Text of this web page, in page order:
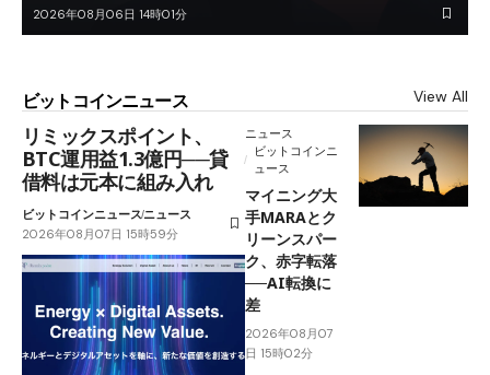
2026年08月06日 14時01分
ビットコインニュース View All
リミックスポイント、
BTC運用益1.3億円──貸
借料は元本に組み入れ
ビットコインニュースニュース
2026年08月07日 15時59分
ニュース
ビットコインニ
ュース
マイニング大
手MARAとク
リーンスパー
ク、赤字転落
──AI転換に
差
2026年08月07
日 15時02分